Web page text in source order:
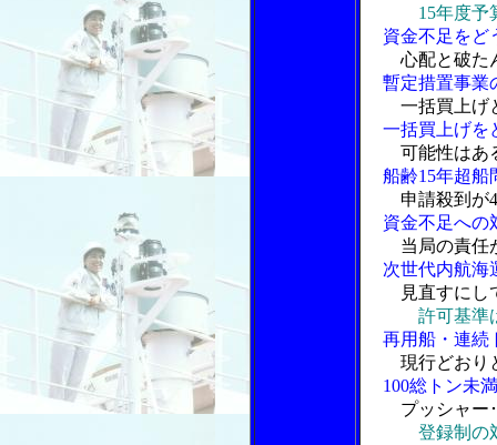
15年度予
資金不足をど
心配と破た
暫定措置事業
一括買上げ
一括買上げを
可能性はあ
船齢15年超船
申請殺到が
資金不足への
当局の責任
次世代内航海
見直すにし
許可基準
再用船・連続
現行どおり
100総トン未
プッシャー
登録制の